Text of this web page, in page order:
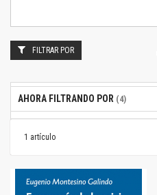
1 artículo
FILTRAR POR
AHORA FILTRANDO POR